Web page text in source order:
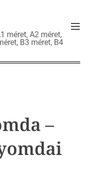
méret, A2 méret,
B3 méret, B4
M
–